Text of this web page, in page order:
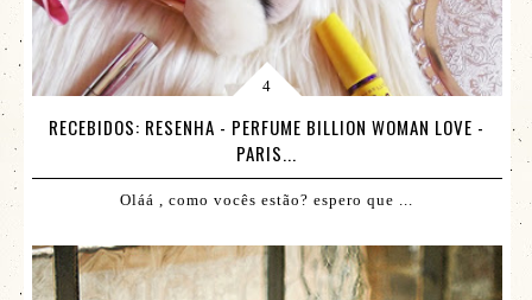
RECEBIDOS: RESENHA - PERFUME BILLION WOMAN LOVE -
PARIS...
Oláá , como vocês estão? espero que ...